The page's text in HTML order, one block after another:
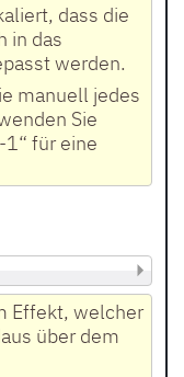
dass die
in das
werden.
manuell jedes
Sie
1“ für eine
Effekt, welcher
über dem